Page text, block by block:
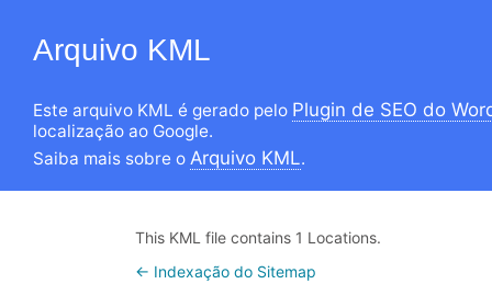
Arquivo KML
Este arquivo KML é gerado pelo Plugin de SEO do
localização ao Google.
Saiba mais sobre o Arquivo KML.
This KML file contains 1 Locations.
← Indexação do Sitemap